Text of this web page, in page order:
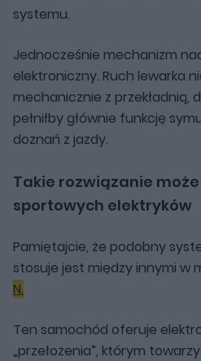
systemu.
Jednocześnie mechanizm
elektroniczny. Ruch lewarka
mechanicznie z przekładnią,
pełniłby głównie funkcję
doznań z jazdy.
Takie rozwiązanie
sportowych elektryków
Pamiętajcie, że podobny
stosuje jest między innymi w
N.
Ten samochód oferuje
„przełożenia”, którym